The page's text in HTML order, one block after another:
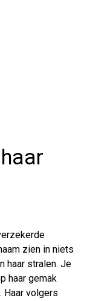
zien in niets
haar stralen. Je
haar gemak
Haar volgers